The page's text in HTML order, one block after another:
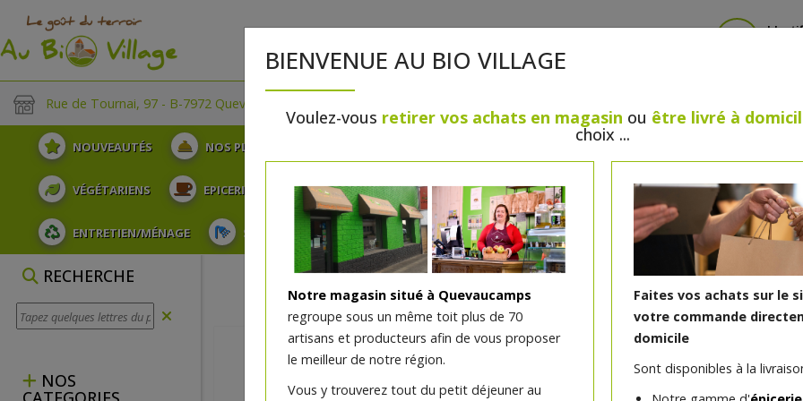
Rue de Tournai, 97 - B-7972 Quevaucamps
NOUVEAUTÉS NOS PLATEAUX
VÉGÉTARIENS EPICERIE PLATS TRAITEUR BOULANGERIE / PÂTISSERIE SANS GLUTEN, SANS
ENTRETIEN/MÉNAGE SOINS ET HYGIÈNE DU CORPS BEAUTÉ HUILES ESSENTIELLES MAISON
RECHERCHE
NOS
BIENVENUE AU BIO VILLAGE
Voulez-vous retirer vos achats en magasin ou être livré à
choix ...
Notre magasin situé à Quevaucamps
regroupe sous un même toit plus de 70
artisans et producteurs afin de vous proposer
le meilleur de notre région.
Vous y trouverez tout du petit déjeuner au
Faites vos achats sur le
votre commande
domicile
Sont disponibles à la
Tarte à l'abricot crème 6